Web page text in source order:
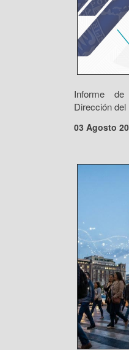
Informe
Dirección
03 Agosto